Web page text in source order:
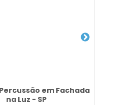
em Fachada
na Luz - SP